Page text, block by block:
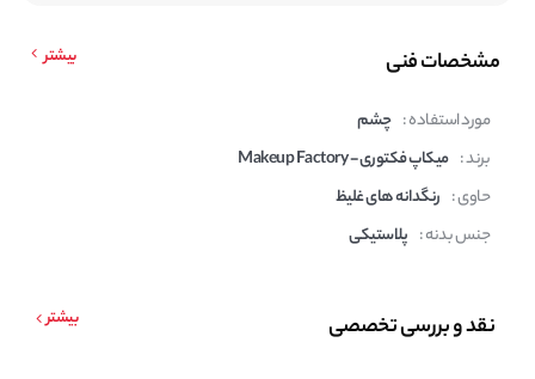
مشخصات فنی بیشتر
مورد استفاده : چشم
برند : میکاپ فکتوری - Makeup Factory
حاوی : رنگدانه های غلیظ
جنس بدنه : پلاستیکی
نقد و بررسی تخصصی بیشتر